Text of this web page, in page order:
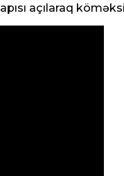
açılaraq